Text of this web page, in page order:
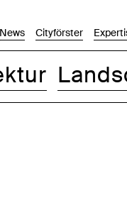
News Cityförster